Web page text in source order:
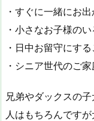
・すぐに一緒にお
・小さなお子様の
・日中お留守にす
・シニア世代のご家
兄弟やダックスの
人はもちろんです